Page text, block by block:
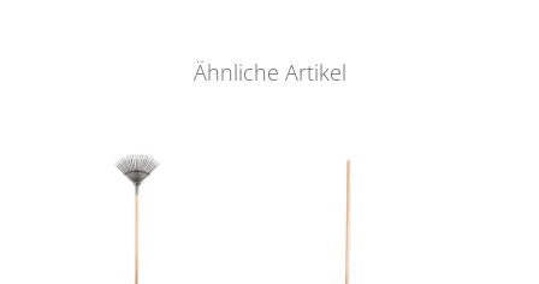
Ähnliche Artikel